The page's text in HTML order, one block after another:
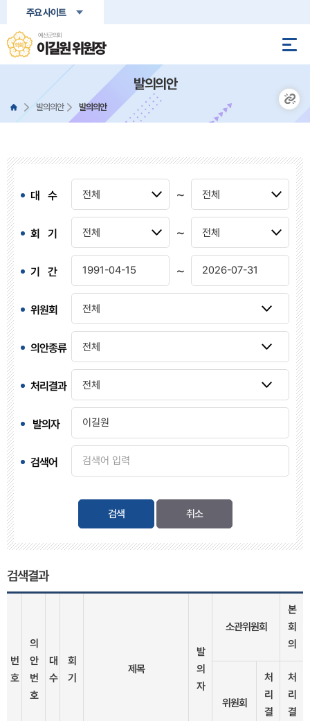
본문바로가기
주요 사이트
예산군의회
이길원 위원장
발의의안
발의의안 발의의안
대 수 ~
회 기 ~
기 간 ~
위원회
의안종류
처리결과
발의자
검색어
검색
검색결과
번
호
의
안
번
호
대
수
회
기
제목
발
의
자
소관위원회
본
회
의
위원회
처
리
결
처
리
결